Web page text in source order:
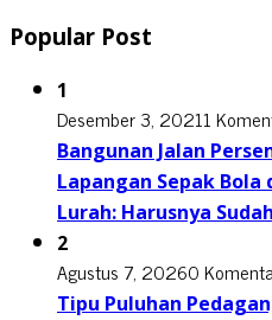
Popular Post
1
Desember 3, 20211
Bangunan Jalan
Lapangan Sepak
Lurah: Harusnya
2
Agustus 7, 20260
Tipu Puluhan